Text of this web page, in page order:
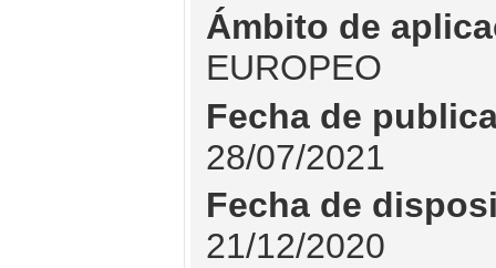
Ámbito de
EUROPEO
Fecha de
28/07/2021
Fecha de
21/12/2020